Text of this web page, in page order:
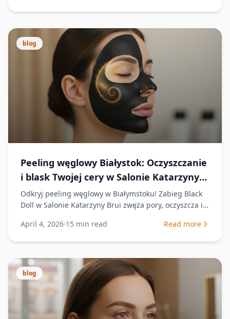
blog
Peeling węglowy Białystok: Oczyszczanie
i blask Twojej cery w Salonie Katarzyny
Brui (2026)
Odkryj peeling węglowy w Białymstoku! Zabieg Black
Doll w Salonie Katarzyny Brui zwęża pory, oczyszcza i
April 4, 2026 15 min read Read more
blog